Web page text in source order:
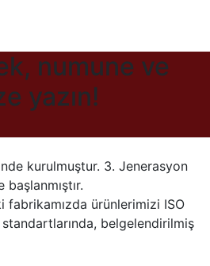
numune ve
yazın!
kurulmuştur. 3. Jenerasyon
fabrikamızda ürünlerimizi ISO
belgelendirilmiş